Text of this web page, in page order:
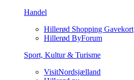
Handel
Hillerød Shopping Gavekort
Hillerød ByForum
Sport, Kultur & Turisme
VisitNordsjælland